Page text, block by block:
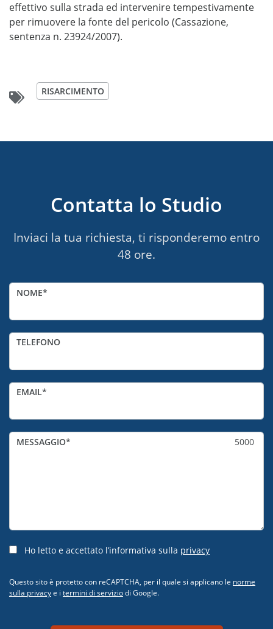
effettivo sulla strada ed intervenire tempestivamente
per rimuovere la fonte del pericolo (Cassazione,
sentenza n. 23924/2007).
RISARCIMENTO
Contatta lo Studio
Inviaci la tua richiesta, ti risponderemo entro
48 ore.
NOME
TELEFONO
EMAIL
MESSAGGIO 5000
Ho letto e accettato l’informativa sulla privacy
Questo sito è protetto con reCAPTCHA, per il quale si applicano le norme
sulla privacye i termini di serviziodi Google.